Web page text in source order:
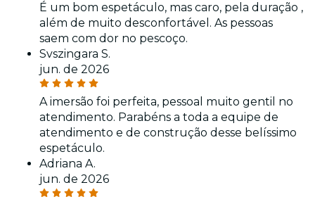
É um bom espetáculo, mas caro, pela duração ,
além de muito desconfortável. As pessoas
saem com dor no pescoço.
Svszingara S.
jun. de 2026
A imersão foi perfeita, pessoal muito gentil no
atendimento. Parabéns a toda a equipe de
atendimento e de construção desse belíssimo
espetáculo.
Adriana A.
jun. de 2026